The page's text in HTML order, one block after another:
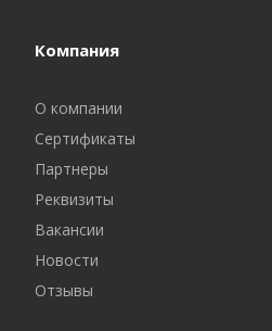
Компания
О компании
Сертификаты
Партнеры
Реквизиты
Вакансии
Новости
Отзывы